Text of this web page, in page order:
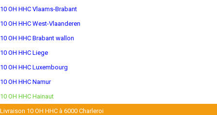
10 OH HHC Vlaams-Brabant
10 OH HHC West-Vlaanderen
10 OH HHC Brabant wallon
10 OH HHC Liege
10 OH HHC Luxembourg
10 OH HHC Namur
10 OH HHC Hainaut
Livraison 10 OH HHC à 6000 Charleroi